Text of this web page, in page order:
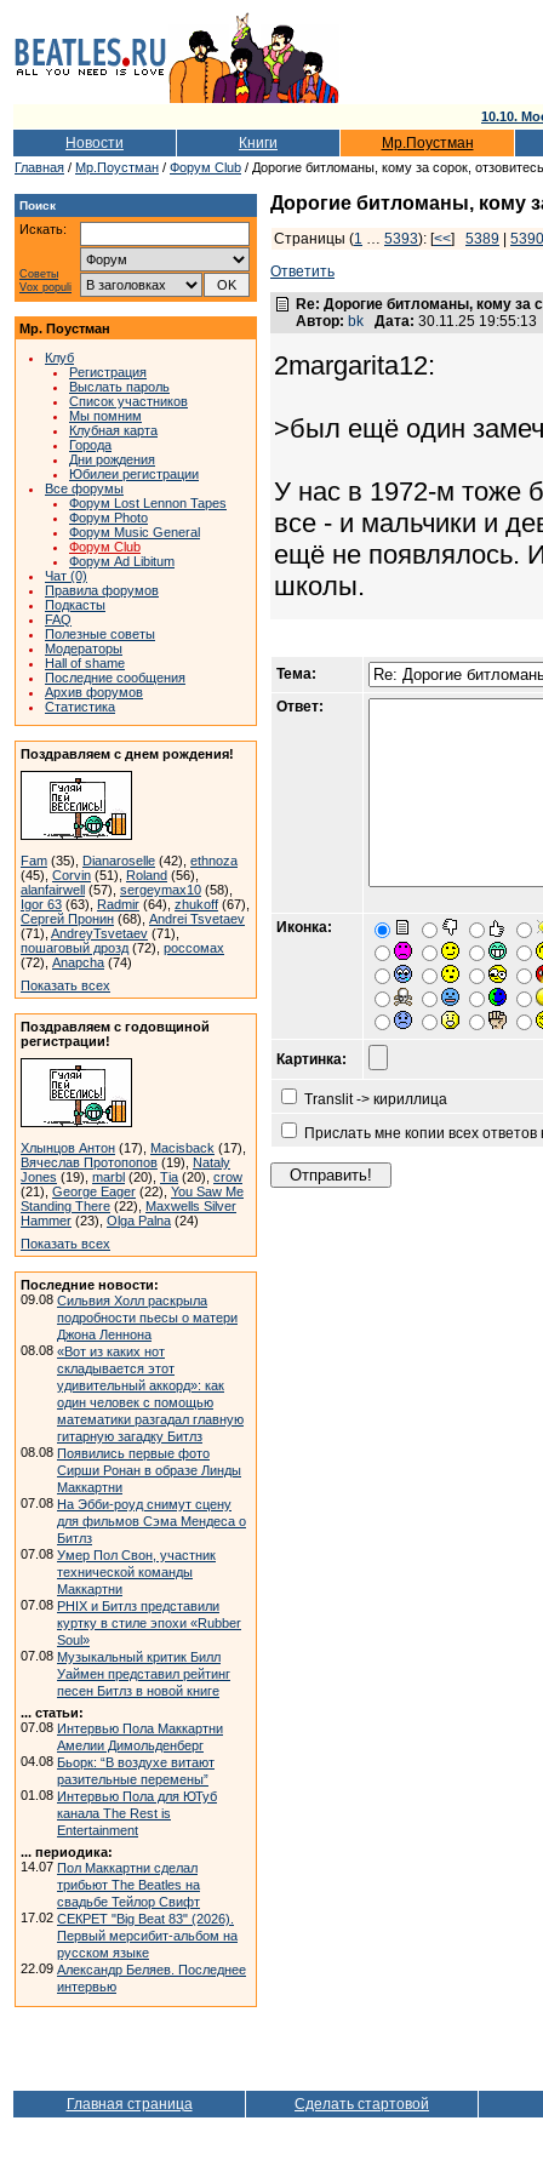
10.10.
Новости Книги Мр.Поустман
Главная / Мр.Поустман / Форум Club / Дорогие битломаны, кому за сорок, отзовитесь
Поиск
Искать:
Советы
Vox populi
Мр. Поустман
Клуб
Регистрация
Выслать пароль
Список участников
Мы помним
Клубная карта
Города
Дни рождения
Юбилеи регистрации
Все форумы
Форум Lost Lennon Tapes
Форум Photo
Форум Music General
Форум Club
Форум Ad Libitum
Чат (0)
Правила форумов
Подкасты
FAQ
Полезные советы
Модераторы
Hall of shame
Последние сообщения
Архив форумов
Статистика
Поздравляем с днем рождения!
Fam (35), Dianaroselle (42), ethnoza
(45), Corvin (51), Roland (56),
alanfairwell (57), sergeymax10 (58),
Igor 63 (63), Radmir (64), zhukoff (67),
Сергей Пронин (68), Andrei Tsvetaev
(71), AndreyTsvetaev (71),
пошаговый дрозд (72), россомах
(72), Anapcha (74)
Показать всех
Поздравляем с годовщиной
регистрации!
Хлынцов Антон (17), Macisback (17),
Вячеслав Протопопов (19), Nataly
Jones (19), marbl (20), Tia (20), crow
(21), George Eager (22), You Saw Me
Standing There (22), Maxwells Silver
Hammer (23), Olga Palna (24)
Показать всех
Последние новости:
09.08 Сильвия Холл раскрыла
подробности пьесы о матери
Джона Леннона
08.08 «Вот из каких нот
складывается этот
удивительный аккорд»: как
один человек с помощью
математики разгадал главную
гитарную загадку Битлз
08.08 Появились первые фото
Сирши Ронан в образе Линды
Маккартни
07.08 На Эбби-роуд снимут сцену
для фильмов Сэма Мендеса о
Битлз
07.08 Умер Пол Свон, участник
технической команды
Маккартни
07.08 PHIX и Битлз представили
куртку в стиле эпохи «Rubber
Soul»
07.08 Музыкальный критик Билл
Уаймен представил рейтинг
песен Битлз в новой книге
... статьи:
07.08 Интервью Пола Маккартни
Амелии Димольденберг
04.08 Бьорк: “В воздухе витают
разительные перемены”
01.08 Интервью Пола для ЮТуб
канала The Rest is
Entertainment
... периодика:
14.07 Пол Маккартни сделал
трибьют The Beatles на
свадьбе Тейлор Свифт
17.02 СЕКРЕТ "Big Beat 83" (2026).
Первый мерсибит-альбом на
русском языке
22.09 Александр Беляев. Последнее
интервью
Дорогие битломаны, кому
Страницы (1 … 5393): [<<] 5389
5390
Ответить
Re: Дорогие битломаны, кому за
Автор: bk Дата: 30.11.25
2margarita12:
>был ещё один
У нас в 1972-м тоже
все - и мальчики и
ещё не появлялось.
школы.
Тема:
Ответ:
Иконка:
Картинка:
Translit -> кириллица
Прислать мне копии всех
Главная страница Сделать стартовой